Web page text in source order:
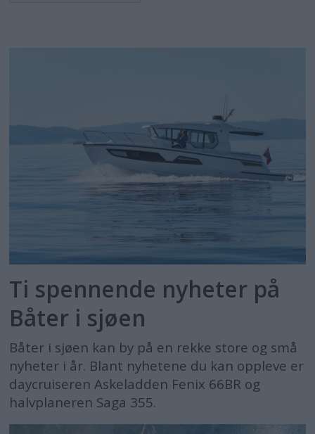
Ti spennende nyheter på
Båter i sjøen
Båter i sjøen kan by på en rekke store og små
nyheter i år. Blant nyhetene du kan oppleve er
daycruiseren Askeladden Fenix 66BR og
halvplaneren Saga 355.